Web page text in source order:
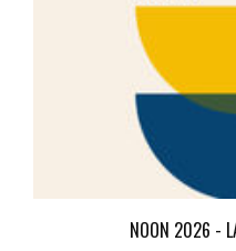
NOON 2026 -